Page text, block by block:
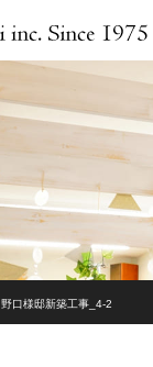
野口様邸新築工事_4-2